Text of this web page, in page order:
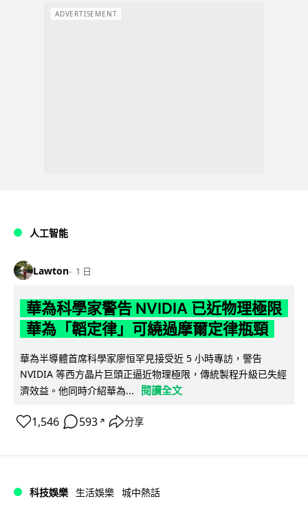
ADVERTISEMENT
人工智能
Lawton 1 日
華為科學家警告 NVIDIA 已近物理極限
華為「韜定律」可繞過摩爾定律瓶頸
華為半導體首席科學家廖恒罕見接受近 5 小時專訪，警告
NVIDIA 等西方晶片巨頭正逼近物理極限，傳統製程升級已失經
濟效益。他同時介紹華為...
閱讀全文
1,546 593 ↗ 分享
科技娛樂 生活娛樂 城中熱話